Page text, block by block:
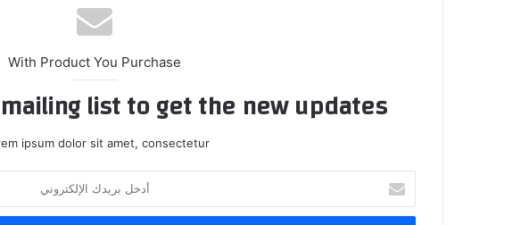
With Product You Purchase
list to get the new updates!
ipsum dolor sit amet, consectetur.
بريدك
الإلكتروني